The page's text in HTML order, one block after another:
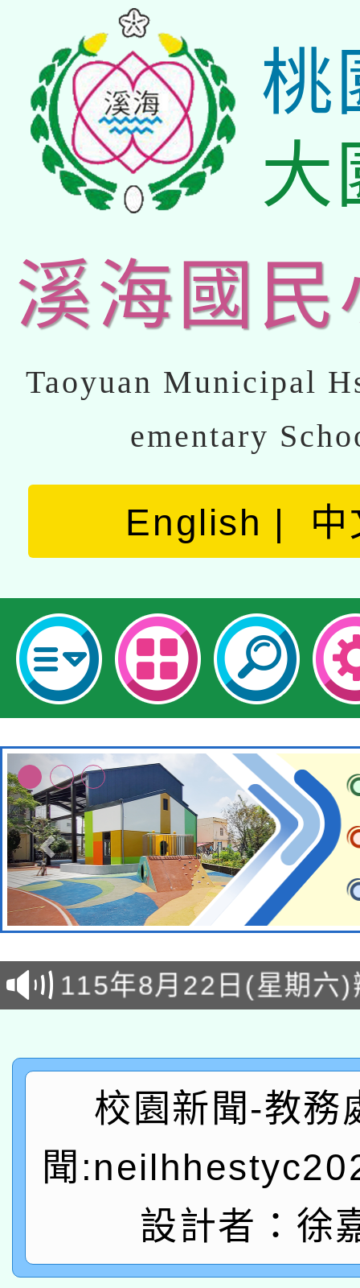
桃
大
溪海國民
Taoyuan Municipal
ementary
English 中
轉知經濟部水利署委託
業技術研究院辦理「
動」
115年8月22日(星期六
桃園市孔廟祈福系列
開 智慧啟航」
2026年桃園地景藝術
「2026桃園藝術巡演
關事宜
轉知教育部國民及學前
年度健康促進學校輔導
業成長研習」實施計畫
函轉國家教育研究院
原住民族教育政策研討
族教育國際趨勢與發展
轉知教育部國民及學前
新北市政府教育局辦
師專業成長研習實施計
函轉國立臺灣師範大學
族語言臺北學習中心
校園新聞-教務
聞
設計者：徐